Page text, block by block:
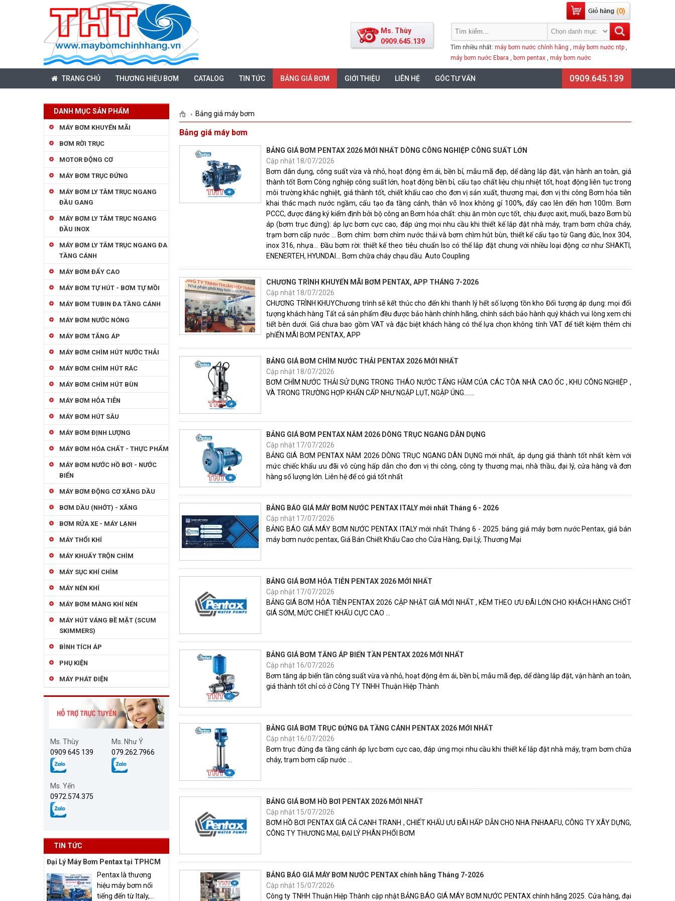
(0)
Tìm nhiều nhất: máy bơm nước chính hãng , máy bơm nước ntp ,
máy bơm nước Ebara , bơm pentax , máy bơm nước
Ms. Thùy
0909.645.139
TRANG CHỦ THƯƠNG HIỆU BƠM CATALOG TIN TỨC BẢNG GIÁ BƠM GIỚI THIỆU LIÊN HỆ GÓC TƯ VẤN 0909.645.139
DANH MỤC SẢN PHẨM
MÁY BƠM KHUYẾN MÃI
BƠM RỜI TRỤC
MOTOR ĐỘNG CƠ
MÁY BƠM TRỤC ĐỨNG
MÁY BƠM LY TÂM TRỤC NGANG
ĐẦU GANG
MÁY BƠM LY TÂM TRỤC NGANG
ĐẦU INOX
MÁY BƠM LY TÂM TRỤC NGANG ĐA
TẦNG CÁNH
MÁY BƠM ĐẨY CAO
MÁY BƠM TỰ HÚT - BƠM TỰ MỒI
MÁY BƠM TUBIN ĐA TẦNG CÁNH
MÁY BƠM NƯỚC NÓNG
MÁY BƠM TĂNG ÁP
MÁY BƠM CHÌM HÚT NƯỚC THẢI
MÁY BƠM CHÌM HÚT RÁC
MÁY BƠM CHÌM HÚT BÙN
MÁY BƠM HỎA TIỄN
MÁY BƠM HÚT SÂU
MÁY BƠM ĐỊNH LƯỢNG
MÁY BƠM HÓA CHẤT - THỰC PHẨM
MÁY BƠM NƯỚC HỒ BƠI - NƯỚC
BIỂN
MÁY BƠM ĐỘNG CƠ XĂNG DẦU
BƠM DẦU (NHỚT) - XĂNG
BƠM RỬA XE - MÁY LẠNH
MÁY THỔI KHÍ
MÁY KHUẤY TRỘN CHÌM
MÁY SỤC KHÍ CHÌM
MÁY NÉN KHÍ
MÁY BƠM MÀNG KHÍ NÉN
MÁY HÚT VÁNG BỀ MẶT (SCUM
SKIMMERS)
BÌNH TÍCH ÁP
PHỤ KIỆN
MÁY PHÁT ĐIỆN
Ms. Thùy
0909 645 139
Ms. Như Ý
079.262.7966
Ms. Yến
0972.574.375
TIN TỨC
Đại Lý Máy Bơm Pentax tại TPHCM
Pentax là thương
hiệu máy bơm nổi
tiếng đến từ Italy,...
Bảng giá máy bơm
Bảng giá máy bơm
BẢNG GIÁ BƠM PENTAX 2026 MỚI NHẤT DÒNG CÔNG NGHIỆP CÔNG SUẤT LỚN
Cập nhật 18/07/2026
Bơm dân dụng, công suất vừa và nhỏ, hoạt động êm ái, bền bỉ, mẫu mã đẹp, dể dàng lắp đặt, vận hành an toàn, giá
thành tốt Bơm Công nghiệp công suất lớn, hoạt động bền bỉ, cấu tạo chất liệu chịu nhiệt tốt, hoạt động liên tục trong
môi trường khắc nghiệt, giá thành tốt, chiết khấu cao cho đơn vị sản xuất, thương mại, đơn vị thi công Bơm hỏa tiễn
khai thác mạch nước ngầm, cấu tạo đa tầng cánh, thân võ Inox không gỉ 100%, đẩy cao lên đến hơn 100m. Bơm
PCCC, được đăng ký kiểm định bởi bộ công an Bơm hóa chất: chịu ăn mòn cực tốt, chịu được axit, muối, bazo Bơm bù
áp (bơm trục đứng): áp lực bơm cực cao, đáp ứng mọi nhu cầu khi thiết kế lắp đặt nhà máy, trạm bơm chữa cháy,
trạm bơm cấp nước ... Bơm chìm: bơm chìm nước thải và bơm chìm hút bùn, thiết kế cấu tạo từ Gang đúc, Inox 304,
inox 316, nhựa... Đầu bơm rời: thiết kế theo tiêu chuẩn Iso có thể lắp đặt chung với nhiều loại động cơ như SHAKTI,
ENENERTEH, HYUNDAI... Bơm chữa cháy chạu dầu. Auto Coupling
CHƯƠNG TRÌNH KHUYẾN MÃI BƠM PENTAX, APP THÁNG 7-2026
Cập nhật 18/07/2026
CHƯƠNG TRÌNH KHUYChương trình sẽ kết thúc cho đến khi thanh lý hết số lượng tồn kho Đối tượng áp dụng: mọi đối
tượng khách hàng Tất cả sản phẩm đều được bảo hành chính hãng, chính sách bảo hành quý khách vui lòng xem chi
tiết bên dưới. Giá chưa bao gồm VAT và đặc biệt khách hàng có thể lựa chọn không tính VAT để tiết kiệm thêm chi
phíẾN MÃI BƠM PENTAX, APP
BẢNG GIÁ BƠM CHÌM NƯỚC THẢI PENTAX 2026 MỚI NHẤT
Cập nhật 18/07/2026
BƠM CHÌM NƯỚC THẢI SỬ DỤNG TRONG THÁO NƯỚC TẤNG HẦM CỦA CÁC TÒA NHÀ CAO ỐC , KHU CÔNG NGHIỆP ,
VÀ TRONG TRƯỜNG HỢP KHẨN CẤP NHƯ NGẬP LỤT, NGẬP ÚNG.......
BẢNG GIÁ BƠM PENTAX NĂM 2026 DÒNG TRỤC NGANG DÂN DỤNG
Cập nhật 17/07/2026
BẢNG GIÁ BƠM PENTAX NĂM 2026 DÒNG TRỤC NGANG DÂN DỤNG mới nhất, áp dụng giá thành tốt nhất kèm với
mức chiếc khẩu ưu đãi vô cùng hấp dẫn cho đơn vị thi công, công ty thương mại, nhà thầu, đại lý, cửa hàng và đơn
hàng số lượng lớn. Liên hệ để có giá tốt nhất
BẢNG BÁO GIÁ MÁY BƠM NƯỚC PENTAX ITALY mới nhất Tháng 6 - 2026
Cập nhật 17/07/2026
BẢNG BÁO GIÁ MÁY BƠM NƯỚC PENTAX ITALY mới nhất Tháng 6 - 2025. bảng giá máy bơm nước Pentax, giá bán
máy bơm nước pentax, Giá Bán Chiết Khấu Cao cho Cửa Hàng, Đại Lý, Thương Mại
BẢNG GIÁ BƠM HỎA TIỄN PENTAX 2026 MỚI NHẤT
Cập nhật 17/07/2026
BẢNG GIÁ BƠM HỎA TIỄN PENTAX 2026 CẬP NHẬT GIÁ MỚI NHẤT , KÈM THEO ƯU ĐÃI LỚN CHO KHÁCH HÀNG CHỐT
GIÁ SỚM, MỨC CHIẾT KHẤU CỰC CAO ...
BẢNG GIÁ BƠM TĂNG ÁP BIẾN TẦN PENTAX 2026 MỚI NHẤT
Cập nhật 16/07/2026
Bơm tăng áp biến tần công suất vừa và nhỏ, hoạt động êm ái, bền bỉ, mẫu mã đẹp, dể dàng lắp đặt, vận hành an toàn,
giá thành tốt chỉ có ở Công TY TNHH Thuận Hiệp Thành
BẢNG GIÁ BƠM TRỤC ĐỨNG ĐA TẦNG CÁNH PENTAX 2026 MỚI NHẤT
Cập nhật 16/07/2026
Bơm trục đúng đa tầng cánh áp lực bơm cực cao, đáp ứng mọi nhu cầu khi thiết kế lắp đặt nhà máy, trạm bơm chữa
cháy, trạm bơm cấp nước ...
BẢNG GIÁ BƠM HỒ BƠI PENTAX 2026 MỚI NHẤT
Cập nhật 15/07/2026
BƠM HỒ BƠI PENTAX GIÁ CẢ CẠNH TRANH , CHIẾT KHẤU ƯU ĐÃI HẤP DẪN CHO NHA FNHAAFU, CÔNG TY XÂY DỰNG,
CÔNG TY THƯƠNG MẠI, ĐẠI LÝ PHÂN PHỐI BƠM
BẢNG BÁO GIÁ MÁY BƠM NƯỚC PENTAX chính hãng Tháng 7-2026
Cập nhật 15/07/2026
Công ty TNHH Thuận Hiệp Thành cập nhật BẢNG BÁO GIÁ MÁY BƠM NƯỚC PENTAX chính hãng 2025. Cửa hàng, đại